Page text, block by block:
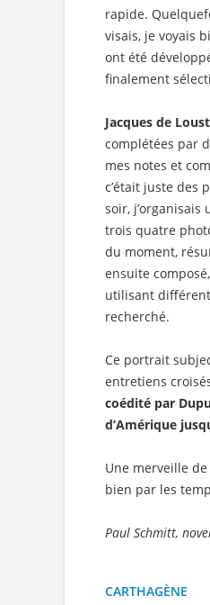
rapide.
visais, je voyais
ont été
finalement
Jacques de
complétées par
mes notes et
c’était juste des
soir, j’organisais
trois quatre
du moment,
ensuite
utilisant
recherché.
Ce portrait
entretiens
coédité par
d’Amérique
Une merveille
bien par les
Paul Schmitt,
CARTHAGÈNE